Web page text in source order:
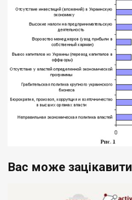
Вас може зацікавити